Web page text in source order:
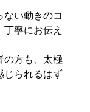
ない動きのコ
寧にお伝え
の方も、太極
じられるはず